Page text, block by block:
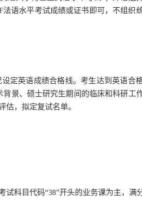
法语水平考试成绩或证书即可，不组织
定英语成绩合格线。考生达到英语合
景、硕士研究生期间的临床和科研工
估，拟定复试名单。
试科目代码“38”开头的业务课为主，满